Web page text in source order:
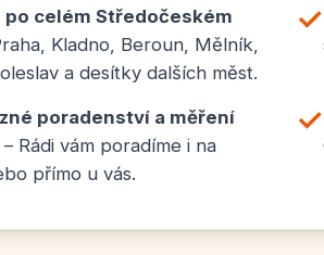
po celém Středočeském
Kladno, Beroun, Mělník,
a desítky dalších měst.
poradenství a měření
– Rádi vám poradíme i na
přímo u vás.
✓
✓